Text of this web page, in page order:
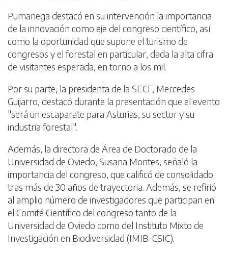
Pumariega destacó en su intervención la importancia
de la innovación como eje del congreso científico, así
como la oportunidad que supone el turismo de
congresos y el forestal en particular, dada la alta cifra
de visitantes esperada, en torno a los mil.
Por su parte, la presidenta de la SECF, Mercedes
Guijarro, destacó durante la presentación que el evento
"será un escaparate para Asturias, su sector y su
industria forestal".
Además, la directora de Área de Doctorado de la
Universidad de Oviedo, Susana Montes, señaló la
importancia del congreso, que calificó de consolidado
tras más de 30 años de trayectoria. Además, se refirió
al amplio número de investigadores que participan en
el Comité Científico del congreso tanto de la
Universidad de Oviedo como del Instituto Mixto de
Investigación en Biodiversidad (IMIB-CSIC).